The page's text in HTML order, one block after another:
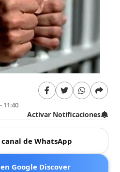
11:40
Activar Notificaciones
de WhatsApp
Google Discover